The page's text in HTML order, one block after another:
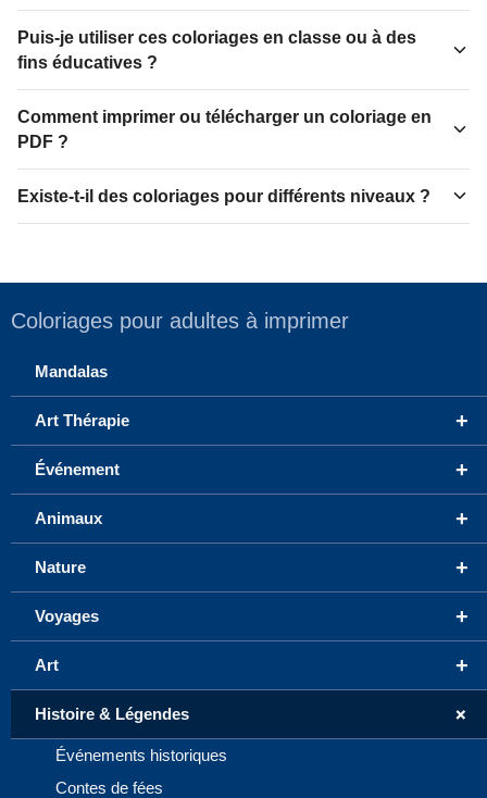
Puis-je utiliser ces coloriages en classe ou à des
fins éducatives ?
Comment imprimer ou télécharger un coloriage en
PDF ?
Existe-t-il des coloriages pour différents niveaux ?
Coloriages pour adultes à imprimer
Mandalas
+
Art Thérapie
+
Événement
+
Animaux
+
Nature
+
Voyages
+
Art
+
Histoire & Légendes
Événements historiques
Contes de fées